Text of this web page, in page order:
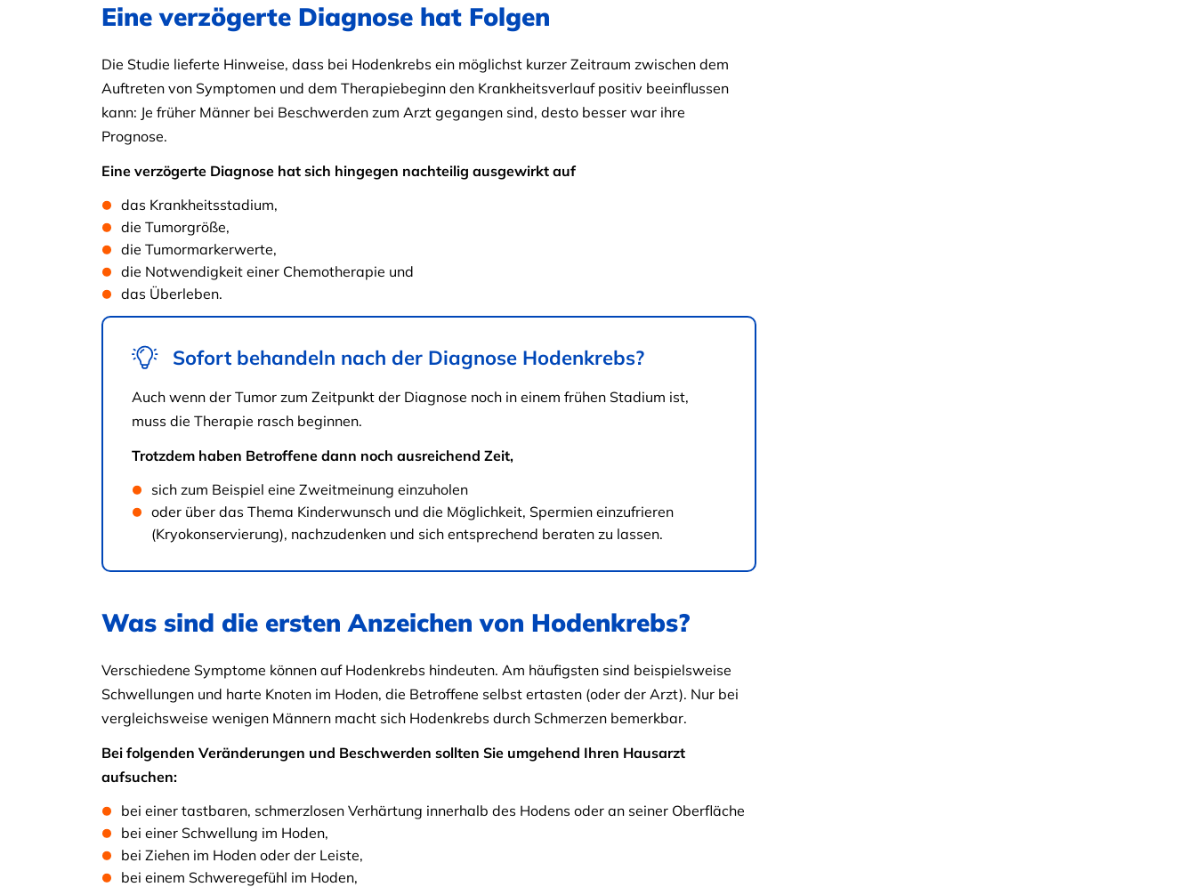
Eine verzögerte Diagnose hat Folgen
Die Studie lieferte Hinweise, dass bei Hodenkrebs ein möglichst kurzer Zeitraum zwischen dem
Auftreten von Symptomen und dem Therapiebeginn den Krankheitsverlauf positiv beeinflussen
kann: Je früher Männer bei Beschwerden zum Arzt gegangen sind, desto besser war ihre
Prognose.
Eine verzögerte Diagnose hat sich hingegen nachteilig ausgewirkt auf
das Krankheitsstadium,
die Tumorgröße,
die Tumormarkerwerte,
die Notwendigkeit einer Chemotherapie und
das Überleben.
Sofort behandeln nach der Diagnose Hodenkrebs?
Auch wenn der Tumor zum Zeitpunkt der Diagnose noch in einem frühen Stadium ist,
muss die Therapie rasch beginnen.
Trotzdem haben Betroffene dann noch ausreichend Zeit,
sich zum Beispiel eine Zweitmeinung einzuholen
oder über das Thema Kinderwunsch und die Möglichkeit, Spermien einzufrieren
(Kryokonservierung), nachzudenken und sich entsprechend beraten zu lassen.
Was sind die ersten Anzeichen von Hodenkrebs?
Verschiedene Symptome können auf Hodenkrebs hindeuten. Am häufigsten sind beispielsweise
Schwellungen und harte Knoten im Hoden, die Betroffene selbst ertasten (oder der Arzt). Nur bei
vergleichsweise wenigen Männern macht sich Hodenkrebs durch Schmerzen bemerkbar.
Bei folgenden Veränderungen und Beschwerden sollten Sie umgehend Ihren Hausarzt
aufsuchen:
bei einer tastbaren, schmerzlosen Verhärtung innerhalb des Hodens oder an seiner Oberfläche
bei einer Schwellung im Hoden,
bei Ziehen im Hoden oder der Leiste,
bei einem Schweregefühl im Hoden,